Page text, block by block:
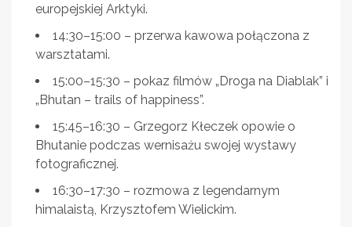
europejskiej Arktyki.
14:30–15:00 – przerwa kawowa połączona z
warsztatami.
15:00–15:30 – pokaz filmów „Droga na Diablak” i
„Bhutan – trails of happiness”.
15:45–16:30 – Grzegorz Kłeczek opowie o
Bhutanie podczas wernisażu swojej wystawy
fotograficznej.
16:30–17:30 – rozmowa z legendarnym
himalaistą, Krzysztofem Wielickim.